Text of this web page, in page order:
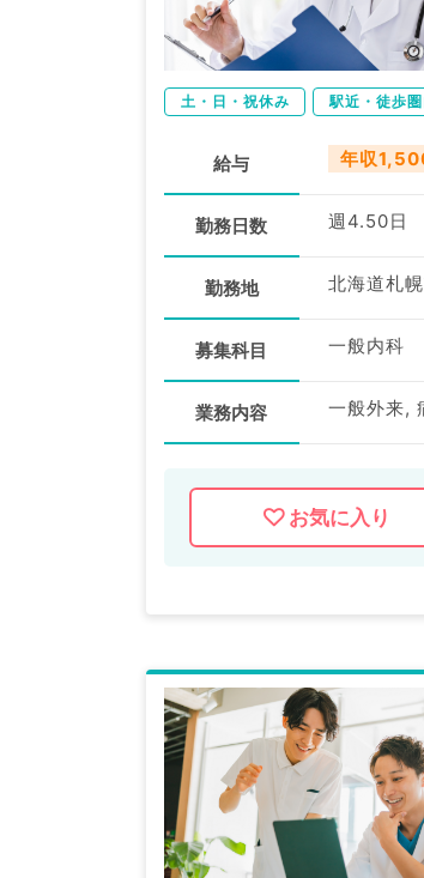
土・日・祝休み 駅近・徒歩
給与 年収
勤務日数 週4.50日
勤務地 北海道札
募集科目 一般内科
業務内容 一般外来,
お気に入り